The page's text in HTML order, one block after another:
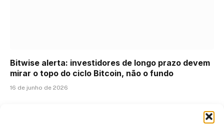
Bitwise alerta: investidores de longo prazo devem
mirar o topo do ciclo Bitcoin, não o fundo
16 de junho de 2026